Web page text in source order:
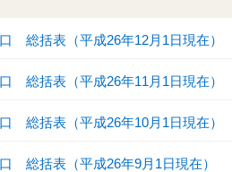
総括表（平成26年12月1日現在）
総括表（平成26年11月1日現在）
総括表（平成26年10月1日現在）
総括表（平成26年9月1日現在）